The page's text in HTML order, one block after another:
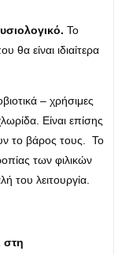
Το
θα είναι ιδιαίτερα
– χρήσιμες
Είναι επίσης
το βάρος τους. Το
των φιλικών
του λειτουργία.
στη